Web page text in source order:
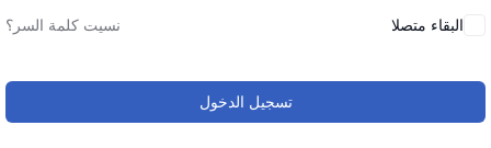
البقاء متصلا نسيت كلمة السر؟
تسجيل الدخول